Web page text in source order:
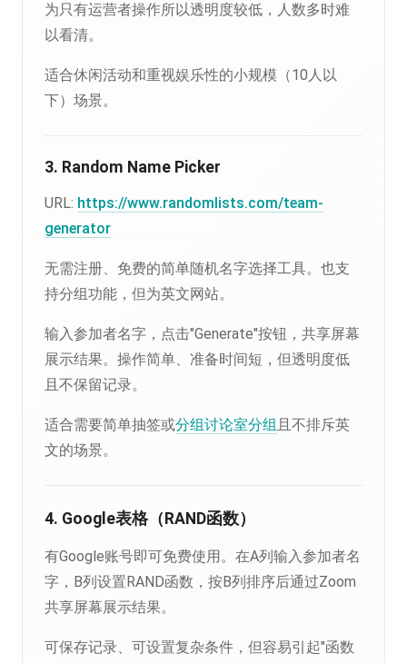
为只有运营者操作所以透明度较低，人数多时难
以看清。
适合休闲活动和重视娱乐性的小规模（10人以
下）场景。
3. Random Name Picker
URL: https://www.randomlists.com/team-
generator
无需注册、免费的简单随机名字选择工具。也支
持分组功能，但为英文网站。
输入参加者名字，点击"Generate"按钮，共享屏幕
展示结果。操作简单、准备时间短，但透明度低
且不保留记录。
适合需要简单抽签或分组讨论室分组 且不排斥英
文的场景。
4. Google表格（RAND函数）
有Google账号即可免费使用。在A列输入参加者名
字，B列设置RAND函数，按B列排序后通过Zoom
共享屏幕展示结果。
可保存记录、可设置复杂条件，但容易引起"函数